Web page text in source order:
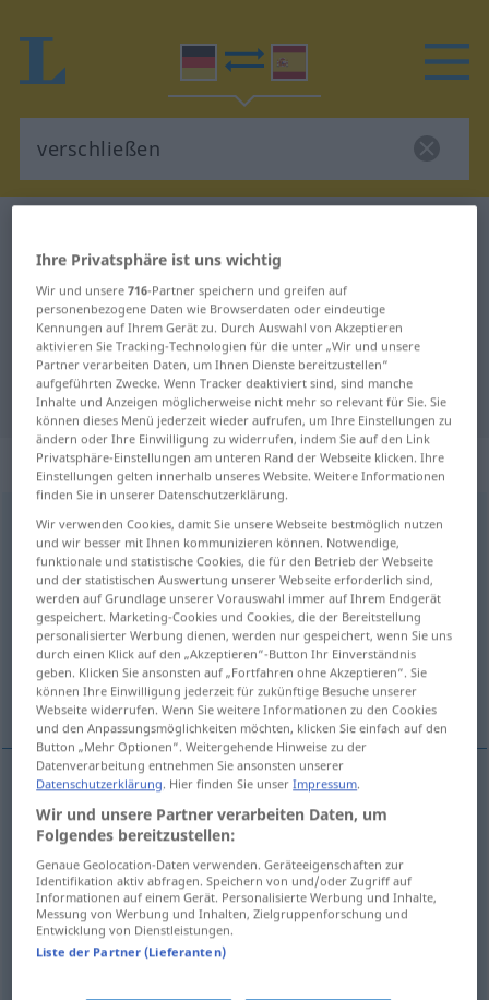
Deutsch-Spanisch Übersetzung für
"verschließen"
"verschließen" Spanisch
Übersetzung
„verschließen“: transitives Verb
verschließenv/t <irr, ohnege>
Übersicht aller Übersetzungen
(Für mehr Details die Übersetzung anklicken/antippen)
cerrar con llave cerrar, tapar
encerrar
cerrar conllave verschließen(≈ abschließen)
cerrar verschließen(≈ zumachen)
tapar verschließenÖffnung
Ihre Privatsphäre ist uns wichtig
Wir und unsere716-Partner speichern und greifen auf
personenbezogene Daten wie Browserdaten oder eindeutige
Kennungen auf Ihrem Gerät zu. Durch Auswahl von Akzeptieren
aktivieren Sie Tracking-Technologien für die unter „Wir und unsere
Partner verarbeiten Daten, um Ihnen Dienste bereitzustellen“
aufgeführten Zwecke. Wenn Tracker deaktiviert sind, sind manche
Inhalte und Anzeigen möglicherweise nicht mehr so relevant für Sie. Sie
können dieses Menü jederzeit wieder aufrufen, um Ihre Einstellungen zu
ändern oder Ihre Einwilligung zu widerrufen, indem Sie auf den Link
Privatsphäre-Einstellungen am unteren Rand der Webseite klicken. Ihre
Einstellungen gelten innerhalb unseres Website. Weitere Informationen
finden Sie in unserer Datenschutzerklärung.
Wir verwenden Cookies, damit Sie unsere Webseite bestmöglich nutzen
und wir besser mit Ihnen kommunizieren können. Notwendige,
funktionale und statistische Cookies, die für den Betrieb der Webseite
und der statistischen Auswertung unserer Webseite erforderlich sind,
werden auf Grundlage unserer Vorauswahl immer auf Ihrem Endgerät
gespeichert. Marketing-Cookies und Cookies, die der Bereitstellung
personalisierter Werbung dienen, werden nur gespeichert, wenn Sie uns
durch einen Klick auf den „Akzeptieren“-Button Ihr Einverständnis
geben. Klicken Sie ansonsten auf „Fortfahren ohne Akzeptieren“. Sie
können Ihre Einwilligung jederzeit für zukünftige Besuche unserer
Webseite widerrufen. Wenn Sie weitere Informationen zu den Cookies
und den Anpassungsmöglichkeiten möchten, klicken Sie einfach auf den
Button „Mehr Optionen“. Weitergehende Hinweise zu der
Datenverarbeitung entnehmen Sie ansonsten unserer
Datenschutzerklärung. Hier finden Sie unserImpressum.
Wir und unsere Partner verarbeiten Daten, um
Folgendes bereitzustellen:
Genaue Geolocation-Daten verwenden. Geräteeigenschaften zur
Identifikation aktiv abfragen. Speichern von und/oder Zugriff auf
Informationen auf einem Gerät. Personalisierte Werbung und Inhalte,
Messung von Werbung und Inhalten, Zielgruppenforschung und
Entwicklung von Dienstleistungen.
Liste der Partner (Lieferanten)